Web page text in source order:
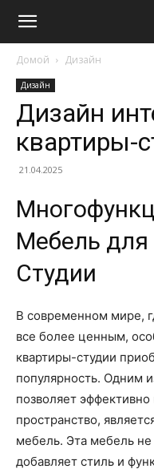
Домой Дизайн
Дизайн
Дизайн
квартиры-
21.04.2025
Мебель
Студии
В современном мире,
все более ценным,
квартиры-студии
популярность. Одним
позволяет
пространство,
мебель. Эта мебель
добавляет стиль и